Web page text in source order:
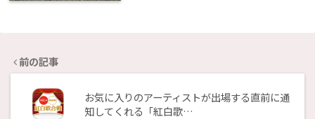
前の記事
お気に入りのアーティストが出場する直前に通
知してくれる「紅白歌…